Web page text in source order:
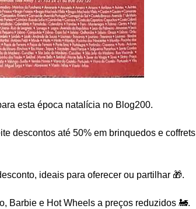
esta época natalícia no Blog200.
descontos até 50% em brinquedos e coffrets
ideais para oferecer ou partilhar 🎁.
Barbie e Hot Wheels a preços reduzidos 🚂.